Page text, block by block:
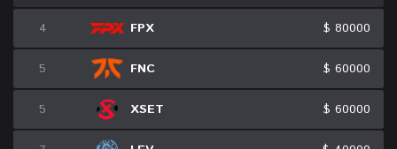
4 FPX $ 80000
5 FNC $ 60000
5 XSET $ 60000